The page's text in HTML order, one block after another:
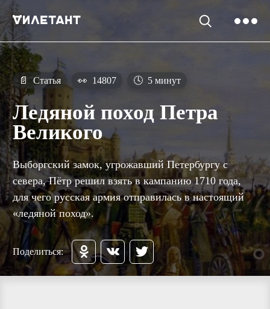
📄 Статья 👀 14807 🕓 5 минут
Ледяной поход Петра
Великого
Выборгский замок, угрожавший Петербургу с
севера, Пётр решил взять в кампанию 1710 года,
для чего русская армия отправилась в настоящий
«ледяной поход».
Поделиться: